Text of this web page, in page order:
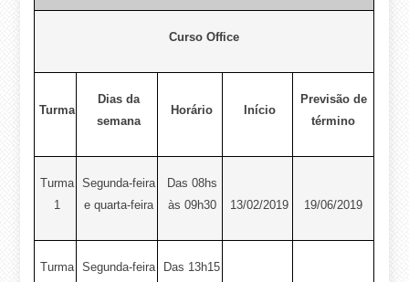
Curso Office
Turma
Dias da
semana
Horário Início
Previsão de
término
Turma
1
Segunda-feira
e quarta-feira
Das 08hs
às 09h30
13/02/2019 19/06/2019
Turma Segunda-feira
Das 13h15